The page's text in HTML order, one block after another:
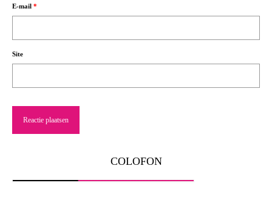
E-mail *
Site
COLOFON